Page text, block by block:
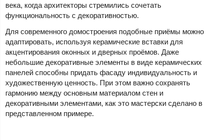
века, когда архитекторы стремились сочетать
функциональность с декоративностью.
Для современного домостроения подобные приёмы можно
адаптировать, используя керамические вставки для
акцентирования оконных и дверных проёмов. Даже
небольшие декоративные элементы в виде керамических
панелей способны придать фасаду индивидуальность и
художественную ценность. При этом важно сохранять
гармонию между основным материалом стен и
декоративными элементами, как это мастерски сделано в
представленном примере.